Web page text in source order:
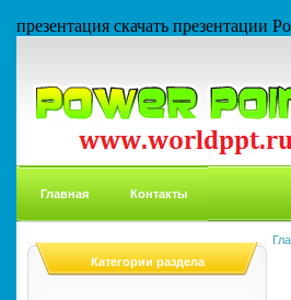
презентация скачать
Главная Контакты
Категории раздела